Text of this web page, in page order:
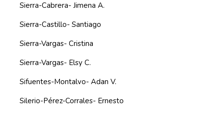
Sierra-Cabrera- Jimena A.
Sierra-Castillo- Santiago
Sierra-Vargas- Cristina
Sierra-Vargas- Elsy C.
Sifuentes-Montalvo- Adan V.
Silerio-Pérez-Corrales- Ernesto